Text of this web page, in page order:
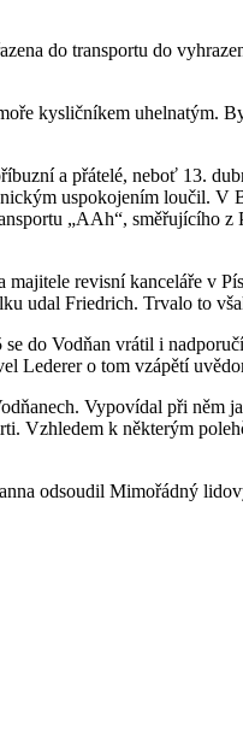
do transportu do
kysličníkem uhelnatým.
a přátelé, neboť 13.
uspokojením loučil.
„AAh“, směřujícího
revisní kanceláře v
udal Friedrich. Trvalo to
do Vodňan vrátil i
Lederer o tom vzápětí
Vypovídal při něm
Vzhledem k některým
odsoudil Mimořádný